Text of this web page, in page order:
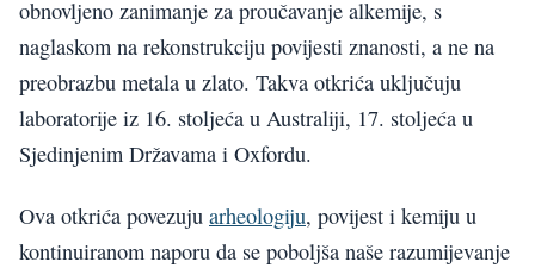
obnovljeno zanimanje za proučavanje alkemije, s
naglaskom na rekonstrukciju povijesti znanosti, a ne na
preobrazbu metala u zlato. Takva otkrića uključuju
laboratorije iz 16. stoljeća u Australiji, 17. stoljeća u
Sjedinjenim Državama i Oxfordu.
Ova otkrića povezuju arheologiju, povijest i kemiju u
kontinuiranom naporu da se poboljša naše razumijevanje